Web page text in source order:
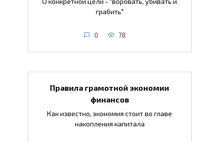
грабить"
0 78
Правила грамотной экономии
финансов
Как известно, экономия стоит во главе
накопления капитала